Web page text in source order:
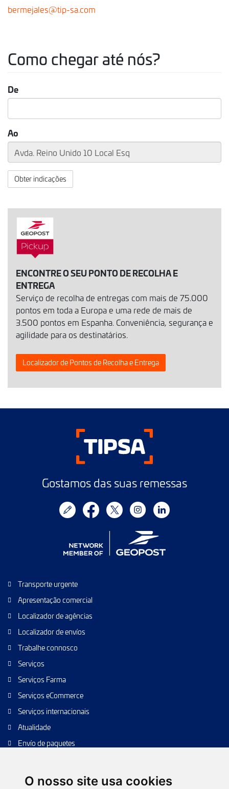
O nosso site usa cookies
bermejales@tip-sa.com
Como chegar até nós?
De
Ao
Obter indicações
ENCONTRE O SEU PONTO DE RECOLHA E
ENTREGA
Serviço de recolha de entregas com mais de 75.000
pontos em toda a Europa e uma rede de mais de
3.500 pontos em Espanha. Conveniência, segurança e
agilidade para os destinatários.
Localizador de Pontos de Recolha e Entrega
Gostamos das suas remessas
Transporte urgente
Apresentação comercial
Localizador de agências
Localizador de envíos
Trabalhe connosco
Serviços
Serviços Farma
Serviços eCommerce
Serviços internacionais
Atualidade
Envío de paquetes
Envíos de calidad